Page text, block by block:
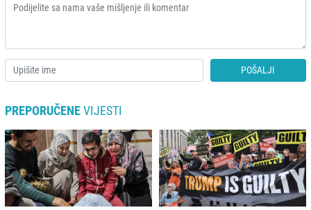
POŠALJI
PREPORUČENEVIJESTI